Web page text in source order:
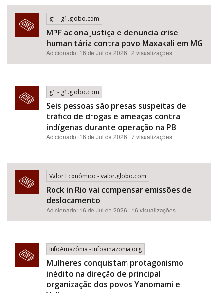
g1 - g1.globo.com
MPF aciona Justiça e denuncia crise
humanitária contra povo Maxakali em MG
Adicionado: 16 de Jul de 2026 | 2 visualizações
g1 - g1.globo.com
Seis pessoas são presas suspeitas de
tráfico de drogas e ameaças contra
indígenas durante operação na PB
Adicionado: 16 de Jul de 2026 | 7 visualizações
Valor Econômico - valor.globo.com
Rock in Rio vai compensar emissões de
deslocamento
Adicionado: 16 de Jul de 2026 | 16 visualizações
InfoAmazônia - infoamazonia.org
Mulheres conquistam protagonismo
inédito na direção de principal
organização dos povos Yanomami e